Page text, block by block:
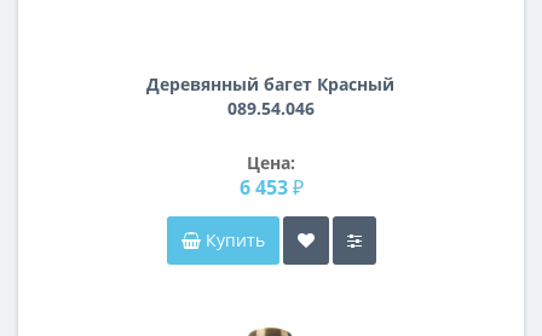
Деревянный багет Красный
089.54.046
Цена:
6 453 ₽
Купить